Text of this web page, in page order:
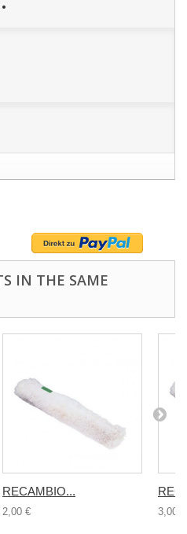
IN THE SAME
RECAMBIO...
2,00 € 3,00 €